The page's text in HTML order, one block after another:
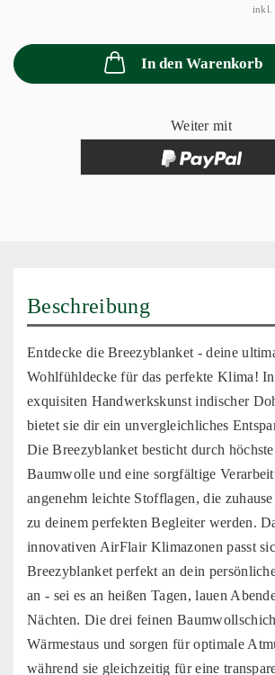
inkl.
In den Warenkorb
Weiter mit
Beschreibung
Entdecke die Breezyblanket - deine
Wohlfühldecke für das perfekte Klima!
exquisiten Handwerkskunst indischer
bietet sie dir ein unvergleichliches
Die Breezyblanket besticht durch
Baumwolle und eine sorgfältige
angenehm leichte Stofflagen, die
zu deinem perfekten Begleiter werden.
innovativen AirFlair Klimazonen passt
Breezyblanket perfekt an dein
an - sei es an heißen Tagen, lauen
Nächten. Die drei feinen
Wärmestaus und sorgen für optimale
während sie gleichzeitig für eine